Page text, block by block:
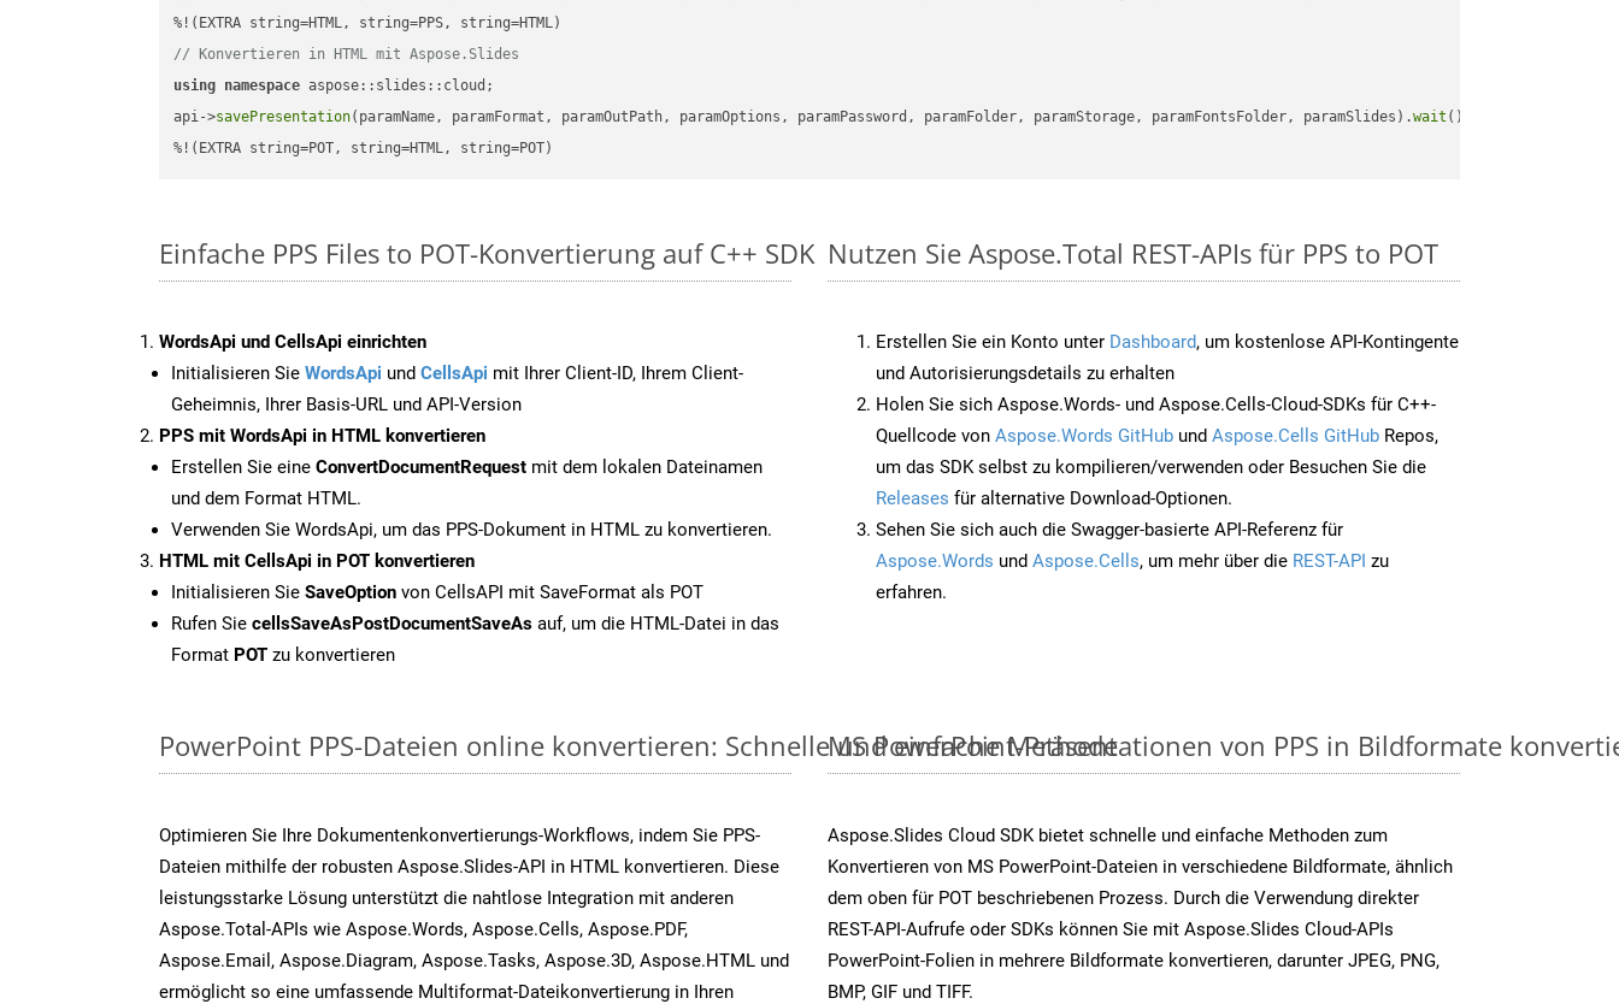
// Konvertieren in HTML mit Aspose.Slides
using namespace aspose::slides::cloud;
api->savePresentation(paramName, paramFormat, paramOutPath, paramOptions, paramPassword, paramFolder, paramStorage, paramFontsFolder, paramSlides).wait ();
%!(EXTRA string=POT, string=HTML, string=POT)
Einfache PPS Files to POT-Konvertierung auf C++ SDK
WordsApi und CellsApi einrichten
Initialisieren Sie WordsApi und CellsApi mit Ihrer Client-ID, Ihrem Client-
Geheimnis, Ihrer Basis-URL und API-Version
PPS mit WordsApi in HTML konvertieren
Erstellen Sie eine ConvertDocumentRequest mit dem lokalen Dateinamen
und dem Format HTML.
Verwenden Sie WordsApi, um das PPS-Dokument in HTML zu konvertieren.
HTML mit CellsApi in POT konvertieren
Initialisieren Sie SaveOption von CellsAPI mit SaveFormat als POT
Rufen Sie cellsSaveAsPostDocumentSaveAs auf, um die HTML-Datei in das
Format POT zu konvertieren
Nutzen Sie Aspose.Total REST-APIs für PPS to POT
Erstellen Sie ein Konto unter Dashboard, um kostenlose API-Kontingente
und Autorisierungsdetails zu erhalten
Holen Sie sich Aspose.Words- und Aspose.Cells-Cloud-SDKs für C++-
Quellcode von Aspose.Words GitHub und Aspose.Cells GitHub Repos,
um das SDK selbst zu kompilieren/verwenden oder Besuchen Sie die
Releases für alternative Download-Optionen.
Sehen Sie sich auch die Swagger-basierte API-Referenz für
Aspose.Words und Aspose.Cells, um mehr über die REST-API zu
erfahren.
PowerPoint PPS-Dateien online konvertieren: Schnelle und einfache Methode
Optimieren Sie Ihre Dokumentenkonvertierungs-Workflows, indem Sie PPS-
Dateien mithilfe der robusten Aspose.Slides-API in HTML konvertieren. Diese
leistungsstarke Lösung unterstützt die nahtlose Integration mit anderen
Aspose.Total-APIs wie Aspose.Words, Aspose.Cells, Aspose.PDF,
Aspose.Email, Aspose.Diagram, Aspose.Tasks, Aspose.3D, Aspose.HTML und
ermöglicht so eine umfassende Multiformat-Dateikonvertierung in Ihren
MS PowerPoint-Präsentationen von PPS in Bildformate
Aspose.Slides Cloud SDK bietet schnelle und einfache Methoden zum
Konvertieren von MS PowerPoint-Dateien in verschiedene Bildformate, ähnlich
dem oben für POT beschriebenen Prozess. Durch die Verwendung direkter
REST-API-Aufrufe oder SDKs können Sie mit Aspose.Slides Cloud-APIs
PowerPoint-Folien in mehrere Bildformate konvertieren, darunter JPEG, PNG,
BMP, GIF und TIFF.